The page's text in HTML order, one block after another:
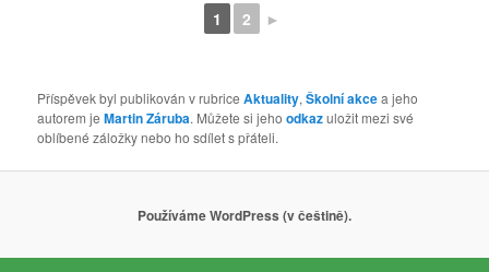
1 2 ►
Příspěvek byl publikován v rubriceAktuality,Školní akcea jeho
autorem jeMartin Záruba. Můžete si jehoodkazuložit mezi své
oblíbené záložky nebo ho sdílet s přáteli.
Používáme WordPress (v češtině).